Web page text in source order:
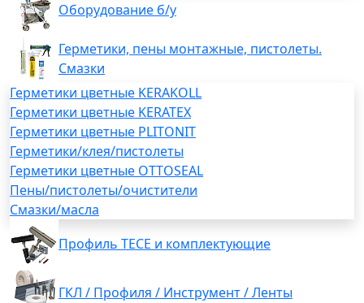
Оборудование б/у
Герметики, пены монтажные, пистолеты.
Смазки
Герметики цветные KERAKOLL
Герметики цветные KERATEX
Герметики цветные PLITONIT
Герметики/клея/пистолеты
Герметики цветные OTTOSEAL
Пены/пистолеты/очистители
Смазки/масла
Профиль TECE и комплектующие
ГКЛ / Профиля / Инструмент / Ленты